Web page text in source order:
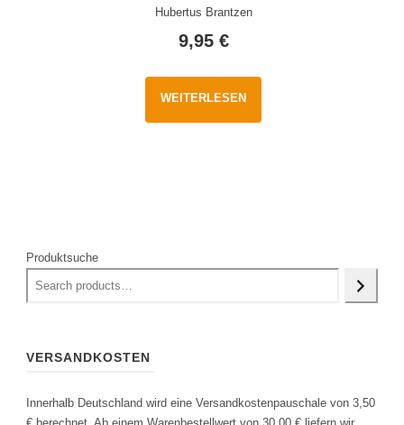
Hubertus Brantzen
9,95 €
WEITERLESEN
Produktsuche
VERSANDKOSTEN
Innerhalb Deutschland wird eine Versandkostenpauschale von 3,50